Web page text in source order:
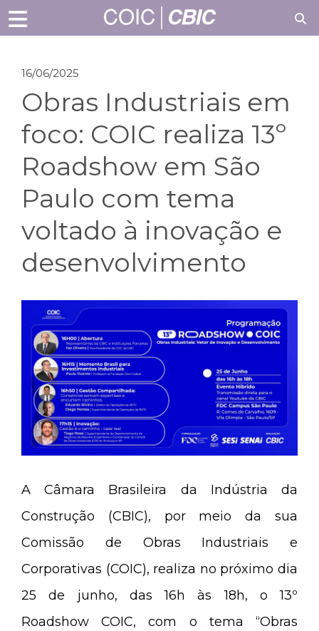
16/06/2025
Obras Industriais em
foco: COIC realiza 13º
Roadshow em São
Paulo com tema
voltado à inovação e
desenvolvimento
A Câmara Brasileira da Indústria da
Construção (CBIC), por meio da sua
Comissão de Obras Industriais e
Corporativas (COIC), realiza no próximo dia
25 de junho, das 16h às 18h, o 13º
Roadshow COIC, com o tema “Obras